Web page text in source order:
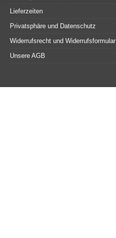
Lieferzeiten
Privatsphäre und Datenschutz
Widerrufsrecht und Widerrufsformular
Unsere AGB